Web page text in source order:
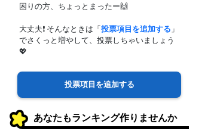
困りの方、ちょっとまったー🙌
大丈夫❗ そんなときは「投票項目を追加する 」
でさくっと増やして、投票しちゃいましょう
💖
投票項目を追加する
あなたもランキング作りませんか